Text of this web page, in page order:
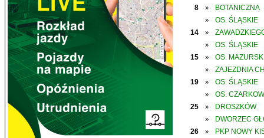
8 » BOTANICZNA
»
OS. ŚLĄSKIE
14
»
»
OS. ŚLĄSKIE
15
» OS.
»
ZAJEZDNIA
19
» OS. ŚLĄSKIE
»
OS.
25
» DROSZKÓW
»
DWORZEC
26
» PKP NOWY